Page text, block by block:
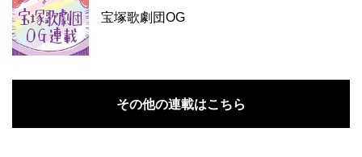
宝塚歌劇団OG
その他の連載はこちら